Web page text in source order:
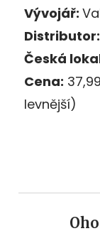
Vývojář:
Distributor:
Česká
Cena:
levnější)